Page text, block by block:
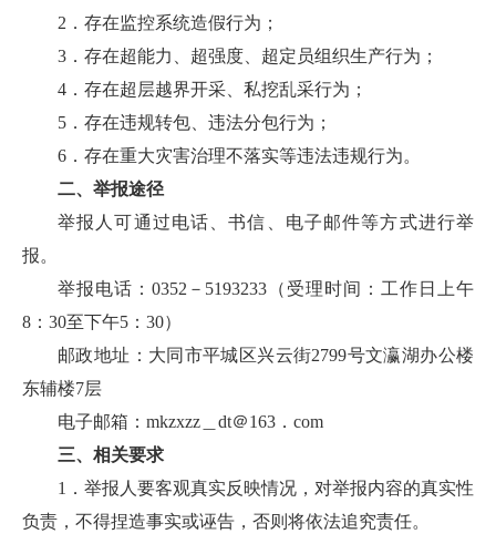
2．存在监控系统造假行为；
3．存在超能力、超强度、超定员组织生产行为；
4．存在超层越界开采、私挖乱采行为；
5．存在违规转包、违法分包行为；
6．存在重大灾害治理不落实等违法违规行为。
二、举报途径
举报人可通过电话、书信、电子邮件等方式进行举
报。
举报电话：0352－5193233（受理时间：工作日上午
8：30至下午5：30）
邮政地址：大同市平城区兴云街2799号文瀛湖办公楼
东辅楼7层
电子邮箱：mkzxzz＿dt＠163．com
三、相关要求
1．举报人要客观真实反映情况，对举报内容的真实性
负责，不得捏造事实或诬告，否则将依法追究责任。